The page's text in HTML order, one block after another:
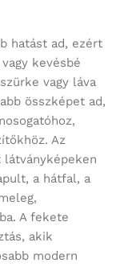
hatást ad, ezért
kevésbé
vagy láva
összképet ad,
Az
a hátfal, a
A fekete
akik
modern